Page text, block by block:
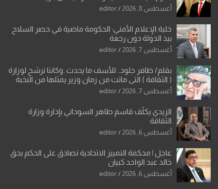
العراقية
أغسطس 8, 2026 editor
خلية الإعلام الأمني: الحكومة ماضية في حصر السلاح
بيد الدولة دون رجعة
أغسطس 7, 2026 editor
بقلم/ ظافر جلود.. للأسف ما يحدث .وكاننا نرشح لوزارة
( الثقافة ) التي ماتت من زمان وزير يمثلها من النخبة
والإرث العظيم للثقافة العراقية..
أغسطس 7, 2026 editor
الزيدي يكلّف قاسم طاهر السوداني بإدارة وزارة
الثقافة
أغسطس 6, 2026 editor
عاجل | محكمة التمييز الاتحادية تصادق على الحكم بحق
خالد عبد الواحد كبيان
أغسطس 6, 2026 editor